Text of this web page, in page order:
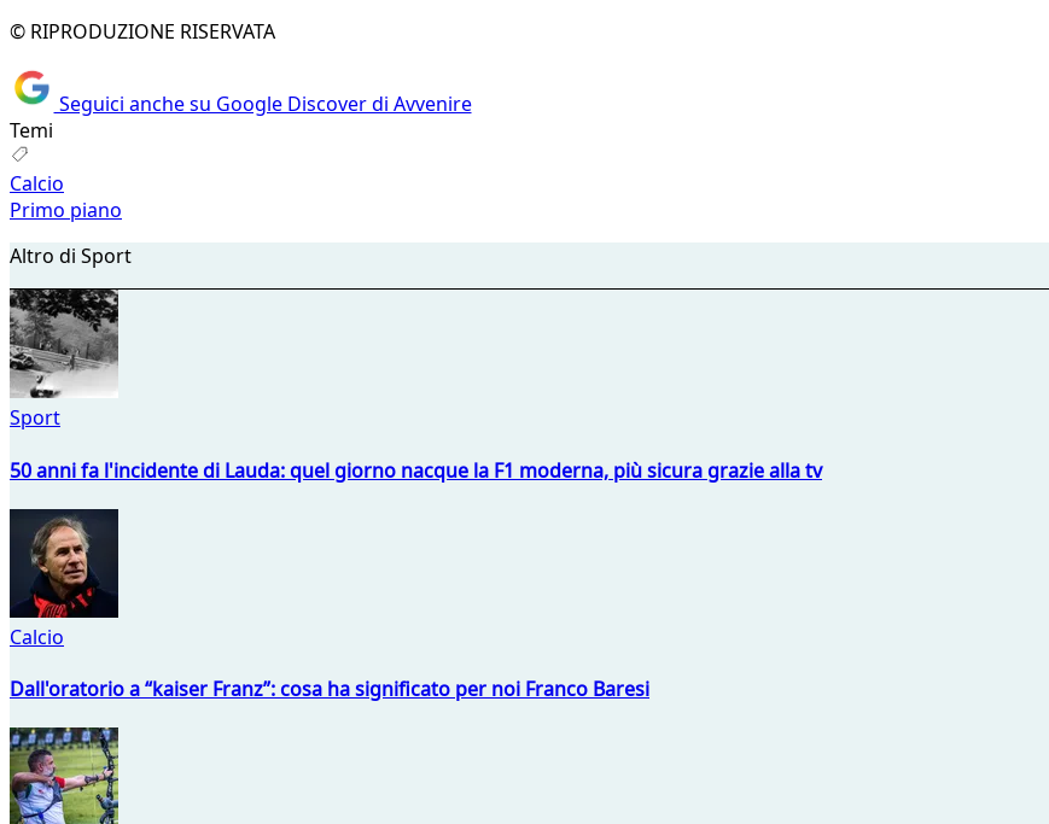
© RIPRODUZIONE RISERVATA
Seguici anche su Google Discover di Avvenire
Temi
Calcio
Primo piano
Altro di Sport
Sport
50 anni fa l'incidente di Lauda: quel giorno nacque la F1 moderna, più sicura grazie alla tv
Calcio
Dall'oratorio a “kaiser Franz”: cosa ha significato per noi Franco Baresi